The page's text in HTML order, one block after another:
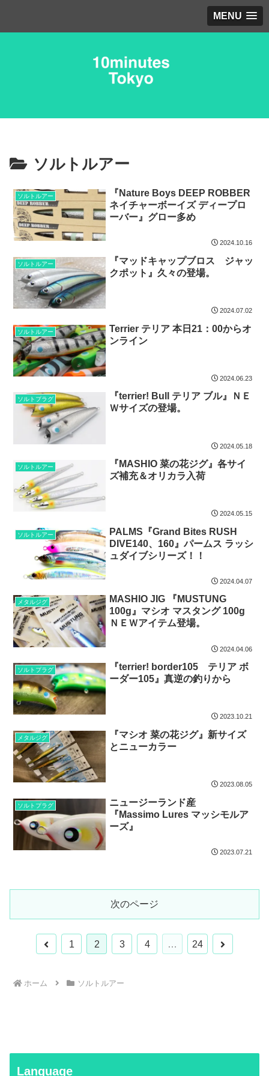
MENU
ソルトルアー
ソルトルアー
『Nature Boys DEEP ROBBER
ネイチャーボーイズ ディープロ
ーバー』グロー多め
2024.10.16
ソルトルアー
『マッドキャップブロス ジャッ
クポット』久々の登場。
2024.07.02
ソルトルアー
Terrier テリア 本日21：00からオ
ンライン
2024.06.23
ソルトプラグ
『terrier! Bull テリア ブル』ＮＥ
Ｗサイズの登場。
2024.05.18
ソルトルアー
『MASHIO 菜の花ジグ』各サイ
ズ補充＆オリカラ入荷
2024.05.15
ソルトルアー
PALMS『Grand Bites RUSH
DIVE140、160』パームス ラッシ
ュダイブシリーズ！！
2024.04.07
メタルジグ
MASHIO JIG 『MUSTUNG
100g』マシオ マスタング 100g
ＮＥＷアイテム登場。
2024.04.06
ソルトプラグ
『terrier! border105 テリア ボ
ーダー105』真逆の釣りから
2023.10.21
メタルジグ
『マシオ 菜の花ジグ』新サイズ
とニューカラー
2023.08.05
ソルトプラグ
ニュージーランド産
『Massimo Lures マッシモルア
ーズ』
2023.07.21
次のページ
前
1 2 3 4 … 24
次
ホーム ソルトルアー
Language